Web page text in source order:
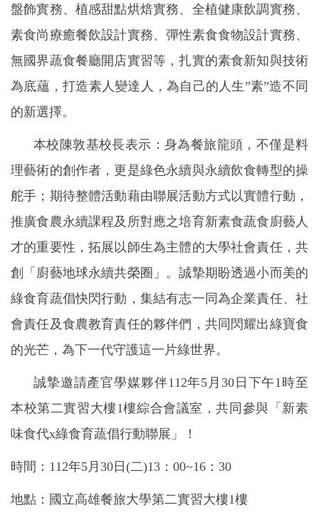
盤飾實務、植感甜點烘焙實務、全植健康飲調實務、
素食尚療癒餐飲設計實務、彈性素食食物設計實務、
無國界蔬食餐廳開店實習等 ，扎實的素食新知與技術
為底蘊，打造素人變達人，為自己的人生”素”造不同
的新選擇。
本校陳敦基校長表示：身為餐旅龍頭，不僅是料
理藝術的創作者，更是綠色永續與永續飲食轉型的操
舵手；期待整體活動藉由聯展活動方式以實體行動，
推廣食農永續課程及所對應之培育新素食蔬食廚藝人
才的重要性，拓展以師生為主體的大學社會責任，共
創「廚藝地球永續共榮圈」。誠摯期盼透過小而美的
綠食育蔬倡快閃行動，集結有志一同為企業責任、社
會責任及食農教育責任的夥伴們，共同閃耀出綠寶食
的光芒，為下一代守護這一片綠世界。
誠摯邀請產官學媒夥伴112年5月30日下午1時至
本校第二實習大樓1樓綜合會議室，共同參與「新素
味食代x綠食育蔬倡行動聯展」！
時間：112年5月30日(二)13：00~16：30
地點：國立高雄餐旅大學第二實習大樓1樓